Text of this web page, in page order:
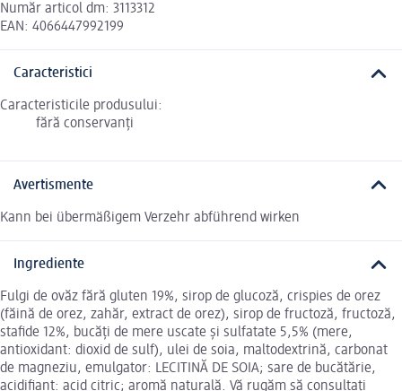
Număr articol dm: 3113312
EAN: 4066447992199
Caracteristici
Caracteristicile produsului:
fără conservanți
Avertismente
Kann bei übermäßigem Verzehr abführend wirken
Ingrediente
Fulgi de ovăz fără gluten 19%, sirop de glucoză, crispies de orez
(făină de orez, zahăr, extract de orez), sirop de fructoză, fructoză,
stafide 12%, bucăți de mere uscate și sulfatate 5,5% (mere,
antioxidant: dioxid de sulf), ulei de soia, maltodextrină, carbonat
de magneziu, emulgator: LECITINĂ DE SOIA; sare de bucătărie,
acidifiant: acid citric; aromă naturală. Vă rugăm să consultați